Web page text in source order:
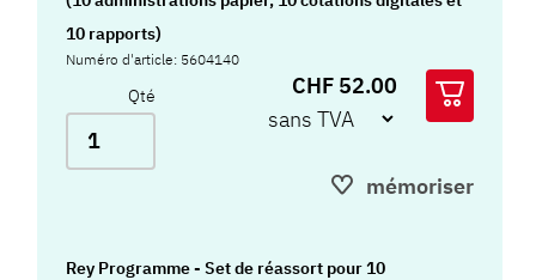
10 rapports)
Numéro d'article: 5604140
Qté CHF 52.00
mémoriser
Rey Programme - Set de réassort pour 10